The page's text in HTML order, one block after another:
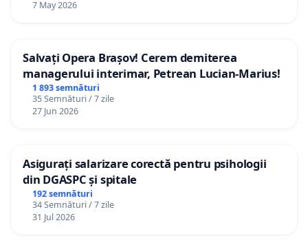
7 May 2026
Salvați Opera Brașov! Cerem demiterea
managerului interimar, Petrean Lucian-Marius!
1 893 semnături
35 Semnături / 7 zile
27 Jun 2026
Asigurați salarizare corectă pentru psihologii
din DGASPC și spitale
192 semnături
34 Semnături / 7 zile
31 Jul 2026